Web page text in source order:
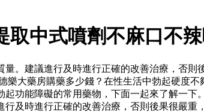
取中式噴劑不麻口不
。建議進行及時進行正確的改善治療，否
大藥房購藥多少錢？在性生活中勃起硬度
功能障礙的常用藥物，下面一起來了解一下。
及時進行正確的改善治療，否則後果很嚴